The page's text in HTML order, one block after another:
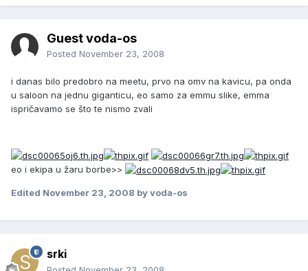
Guest voda-os
Posted November 23, 2008
i danas bilo predobro na meetu, prvo na omv na kavicu, pa onda
u saloon na jednu giganticu, eo samo za emmu slike, emma
ispričavamo se što te nismo zvali
eo i ekipa u žaru borbe>>
Edited November 23, 2008 by voda-os
srki